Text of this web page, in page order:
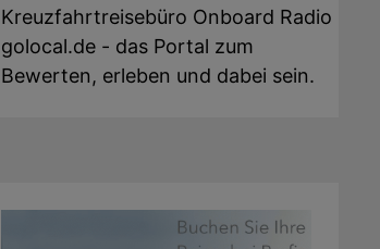
Kreuzfahrtreisebüro Onboard Radio
golocal.de - das Portal zum
Bewerten, erleben und dabei sein.